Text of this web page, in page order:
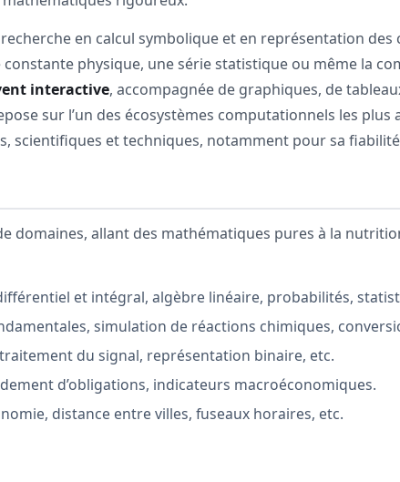
recherche en calcul symbolique et en représentation
physique, une série statistique ou même la
interactive, accompagnée de graphiques, de
sur l’un des écosystèmes computationnels les plus
scientifiques et techniques, notamment pour sa
domaines, allant des mathématiques pures à la
et intégral, algèbre linéaire, probabilités,
simulation de réactions chimiques,
du signal, représentation binaire, etc.
d’obligations, indicateurs macroéconomiques.
distance entre villes, fuseaux horaires, etc.